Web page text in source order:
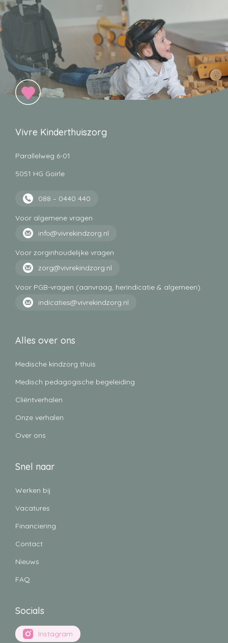
Vivre Kinderthuiszorg
Parallelweg 6-01
5051 HG Goirle
088 – 0440 440
Voor algemene vragen
info@vivrekindzorg.nl
Voor zorginhoudelijke vragen
zorg@vivrekindzorg.nl
Voor PGB-vragen (aanvraag, herindicatie & algemeen)
indicaties@vivrekindzorg.nl
Alles over ons
Medische kindzorg thuis
Medisch pedagogische begeleiding
Cliëntverhalen
Onze verhalen
Over ons
Snel naar
Werken bij
Vacatures
Financiering
Contact
Nieuws
FAQ
Socials
Instagram